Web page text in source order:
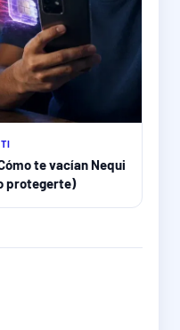
te vacían Nequi
protegerte)